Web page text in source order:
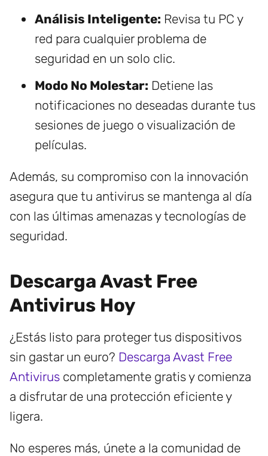
Análisis Inteligente: Revisa tu PC y
red para cualquier problema de
seguridad en un solo clic.
Modo No Molestar: Detiene las
notificaciones no deseadas durante tus
sesiones de juego o visualización de
películas.
Además, su compromiso con la innovación
asegura que tu antivirus se mantenga al día
con las últimas amenazas y tecnologías de
seguridad.
Descarga Avast Free
Antivirus Hoy
¿Estás listo para proteger tus dispositivos
sin gastar un euro? Descarga Avast Free
Antivirus completamente gratis y comienza
a disfrutar de una protección eficiente y
ligera.
No esperes más, únete a la comunidad de